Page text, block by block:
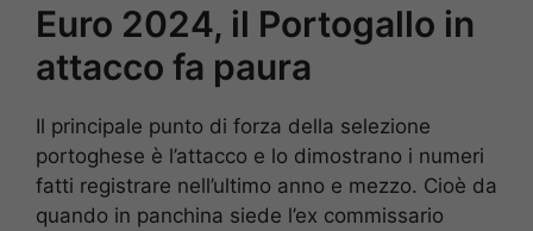
Euro 2024, il Portogallo in
attacco fa paura
Il principale punto di forza della selezione
portoghese è l’attacco e lo dimostrano i numeri
fatti registrare nell’ultimo anno e mezzo. Cioè da
quando in panchina siede l’ex commissario